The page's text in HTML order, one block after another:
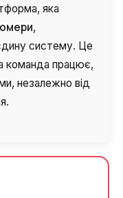
яка
,
систему. Це
команда працює,
незалежно від